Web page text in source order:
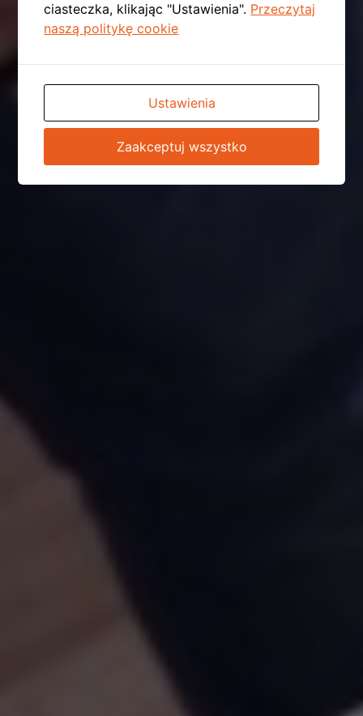
ciasteczka, klikając "Ustawienia". Przeczytaj
naszą politykę cookie
Ustawienia
Zaakceptuj wszystko